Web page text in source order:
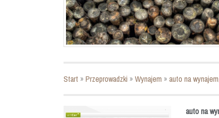
Start »Przeprowadzki »Wynajem »auto na
auto na